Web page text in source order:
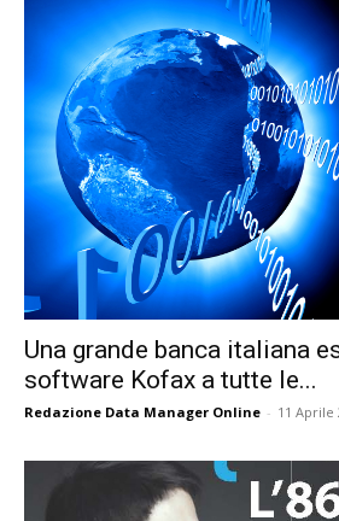
Una grande banca italiana
software Kofax a tutte le...
Redazione Data Manager Online - 11 Aprile